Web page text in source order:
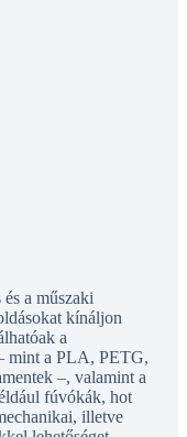
a műszaki
kínáljon
a
mint a PLA, PETG,
–, valamint a
fúvókák, hot
illetve